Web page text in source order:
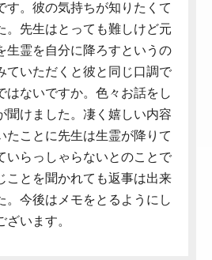
す。彼の気持ちが知りたくて
。先生はとっても難しけど元
生霊を自分に降ろすというの
ていただくと彼と同じ口調で
はないですか。色々お話をし
聞けました。凄く嬉しい内容
たことに先生は生霊が降りて
いらっしゃらないとのことで
ことを聞かれても返事は出来
。今後はメモをとるようにし
ざいます。